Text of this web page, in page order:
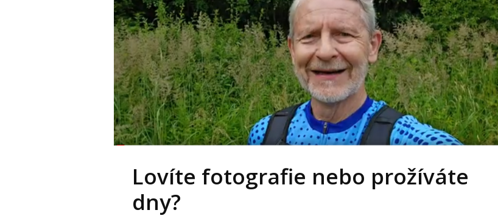
Lovíte fotografie nebo prožíváte
dny?